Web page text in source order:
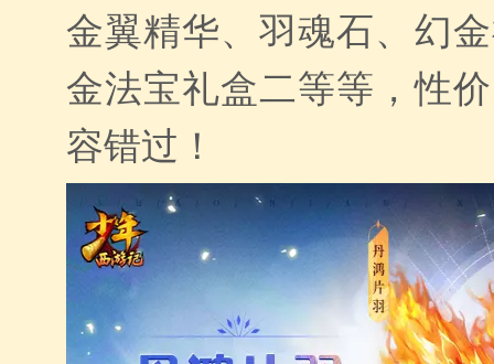
金翼精华、羽魂石、幻
金法宝礼盒二等等，性
容错过！